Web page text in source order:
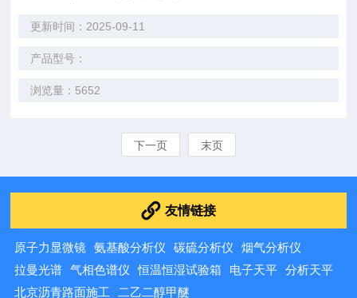
更新时间：2025-09-11
产品型号：
浏览量：5652
下一页 末页
友情链接
原子力显微镜 氨基酸分析仪 碳硫分析仪
烟气分析仪
拉曼光谱
气相色谱仪 恒温恒湿试验箱 电子天平
分析天平
北京沥青路面施工
二乙二醇甲醚